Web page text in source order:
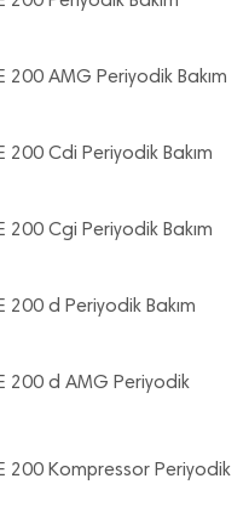
AMG Periyodik Bakım
200 Cdi Periyodik Bakım
200 Cgi Periyodik Bakım
200 d Periyodik Bakım
200 d AMG Periyodik
200 Kompressor Periyodik